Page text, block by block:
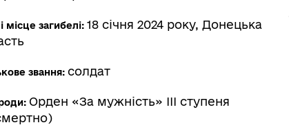
громадяни міста
місце загибелі: 18 січня 2024 року, Донецька
звання: солдат
Орден «За мужність» ІІІ ступеня